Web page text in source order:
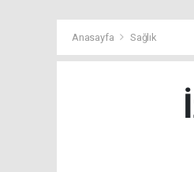
Anasayfa Sağlık